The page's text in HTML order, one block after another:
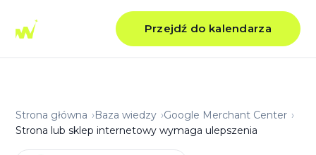
Przejdź do kalendarza
Strona główna Baza wiedzy
Google Merchant Center
Strona lub sklep internetowy wymaga ulepszenia